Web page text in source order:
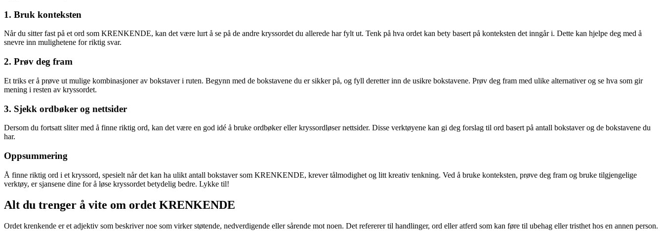
1. Bruk konteksten
Når du sitter fast på et ord som KRENKENDE, kan det være lurt å se på de andre kryssordet du allerede har fylt ut. Tenk på hva ordet kan bety basert på konteksten det inngår i. Dette kan hjelpe deg med å
snevre inn mulighetene for riktig svar.
2. Prøv deg fram
Et triks er å prøve ut mulige kombinasjoner av bokstaver i ruten. Begynn med de bokstavene du er sikker på, og fyll deretter inn de usikre bokstavene. Prøv deg fram med ulike alternativer og se hva som gir
mening i resten av kryssordet.
3. Sjekk ordbøker og nettsider
Dersom du fortsatt sliter med å finne riktig ord, kan det være en god idé å bruke ordbøker eller kryssordløser nettsider. Disse verktøyene kan gi deg forslag til ord basert på antall bokstaver og de bokstavene du
har.
Oppsummering
Å finne riktig ord i et kryssord, spesielt når det kan ha ulikt antall bokstaver som KRENKENDE, krever tålmodighet og litt kreativ tenkning. Ved å bruke konteksten, prøve deg fram og bruke tilgjengelige
verktøy, er sjansene dine for å løse kryssordet betydelig bedre. Lykke til!
Alt du trenger å vite om ordet KRENKENDE
Ordet krenkende er et adjektiv som beskriver noe som virker støtende, nedverdigende eller sårende mot noen. Det refererer til handlinger, ord eller atferd som kan føre til ubehag eller tristhet hos en annen person.